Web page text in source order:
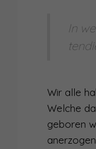
In
Wir alle
Welche
geboren